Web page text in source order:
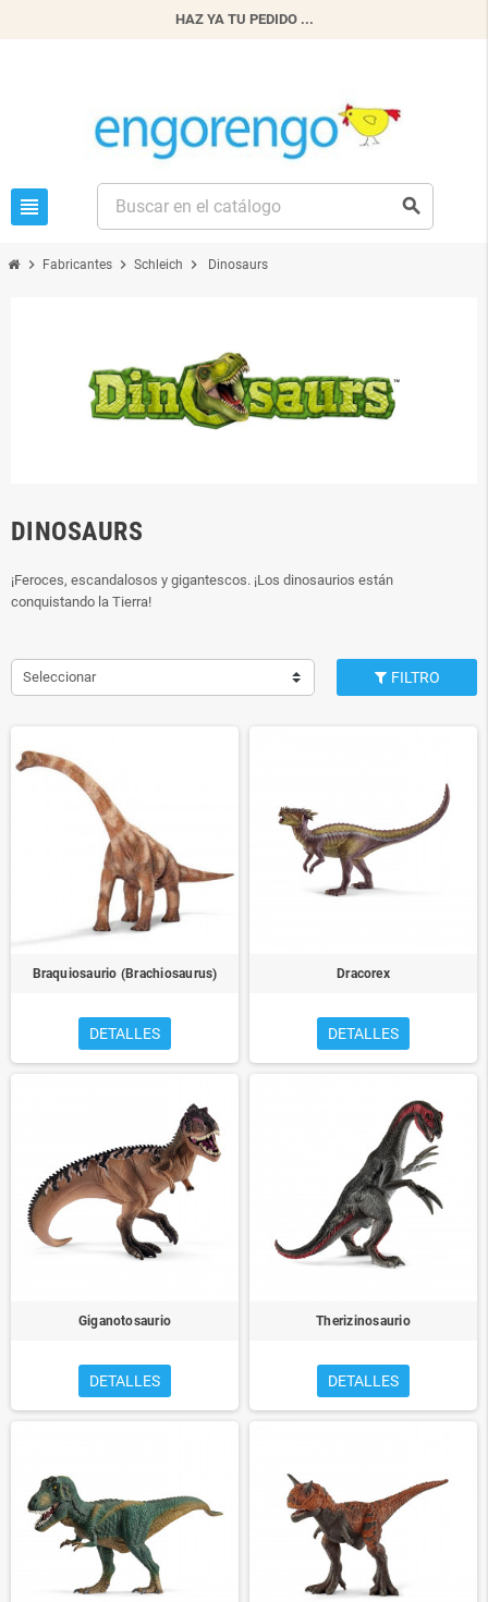
HAZ YA TU PEDIDO ...
view_headline search
chevron_right Fabricantes chevron_right Schleich chevron_right Dinosaurs
DINOSAURS
¡Feroces, escandalosos y gigantescos. ¡Los dinosaurios están
conquistando la Tierra!
Seleccionar FILTRO
Braquiosaurio (Brachiosaurus)
DETALLES
Dracorex
DETALLES
Giganotosaurio
DETALLES
Therizinosaurio
DETALLES